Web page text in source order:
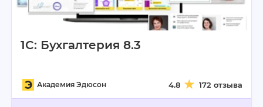
1C: Бухгалтерия 8.3
Академия Эдюсон 4.8 172 отзыва